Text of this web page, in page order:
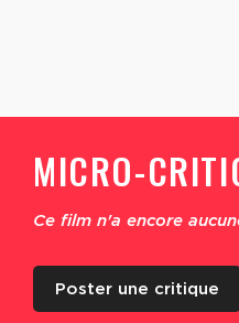
MICRO-
Ce film n'a encore
Poster une critique